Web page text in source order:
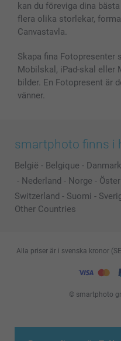
kan du föreviga dina
flera olika storlekar,
Canvastavla.
Skapa fina Fotopresenter
Mobilskal, iPad-skal eller
bilder. En Fotopresent är
vänner.
smartphoto finns i
België - Belgique - Danmark
- Nederland - Norge -
Switzerland - Suomi -
Other Countries
© smartphoto
Alla priser är i svenska kronor